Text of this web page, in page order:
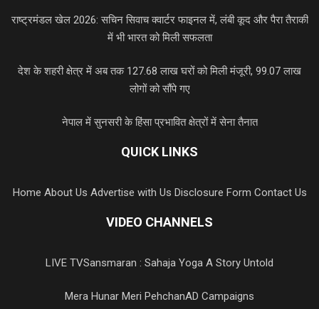
राष्ट्रमंडल खेल 2026: सचिन सिवाच क्वार्टर फाइनल में, लंबी कूद और पैरा तैराकी
में भी भारत को मिली सफलता
देश के शहरी क्षेत्र में अब तक 127.68 लाख घरों को मिली मंजूरी, 99.07 लाख
लोगों को सौंपे गए
नेपाल में सुनसरी के हिंसा प्रभावित क्षेत्रों में सेना तैनात
QUICK LINKS
Home About Us Advertise with Us Disclosure Form Contact Us
VIDEO CHANNELS
LIVE TVSansmaran : Sahaja Yoga A Story Untold
Mera Hunar Meri PehchanAD Campaigns